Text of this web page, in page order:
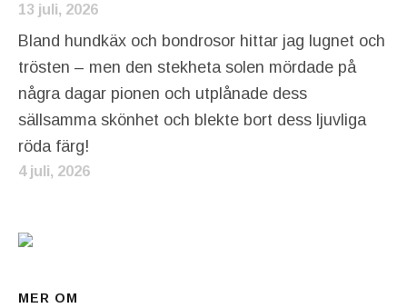
13 juli, 2026
Bland hundkäx och bondrosor hittar jag lugnet och
trösten – men den stekheta solen mördade på
några dagar pionen och utplånade dess
sällsamma skönhet och blekte bort dess ljuvliga
röda färg!
4 juli, 2026
MER OM